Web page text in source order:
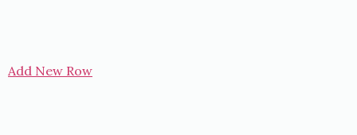
Add New Row